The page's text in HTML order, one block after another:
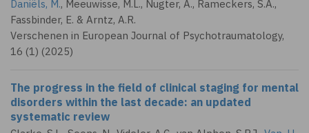
Daniëls, M., Meeuwisse, M.L., Nugter, A., Rameckers, S.A.,
Fassbinder, E. & Arntz, A.R.
Verschenen in European Journal of Psychotraumatology,
16 (1) (2025)
The progress in the field of clinical staging for mental
disorders within the last decade: an updated
systematic review